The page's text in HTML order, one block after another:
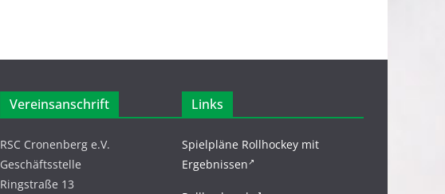
Vereinsanschrift
RSC Cronenberg e.V.
Geschäftsstelle
Ringstraße 13
Links
Spielpläne Rollhockey mit
Ergebnissen